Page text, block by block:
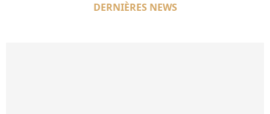
DERNIÈRES NEWS